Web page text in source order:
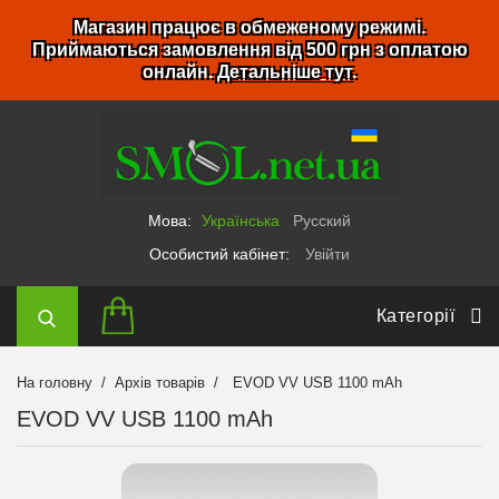
Магазин працює в обмеженому режимі.
Приймаються замовлення від 500 грн з оплатою
онлайн.Детальніше тут.
Мова: Українська
Русский
Особистий кабінет:
Увійти
Категорії
На головну Архів товарів EVOD VV USB 1100 mAh
EVOD VV USB 1100 mAh